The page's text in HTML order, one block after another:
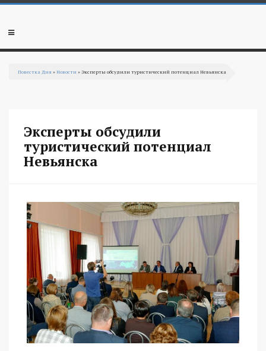
Перейти к основному содержанию
Мобильное
Повестка Дня »Новости » Эксперты обсудили туристический потенциал Невьянска
Эксперты обсудили
туристический потенциал
Невьянска